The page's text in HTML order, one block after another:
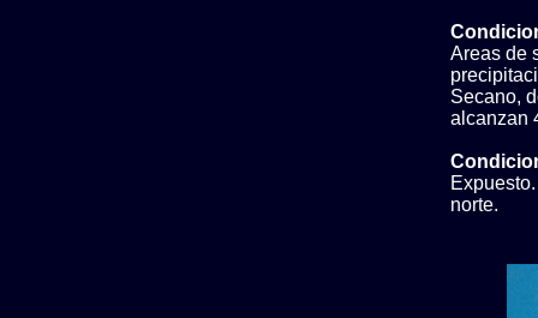
Areas de
Secano,
alcanzan
norte.